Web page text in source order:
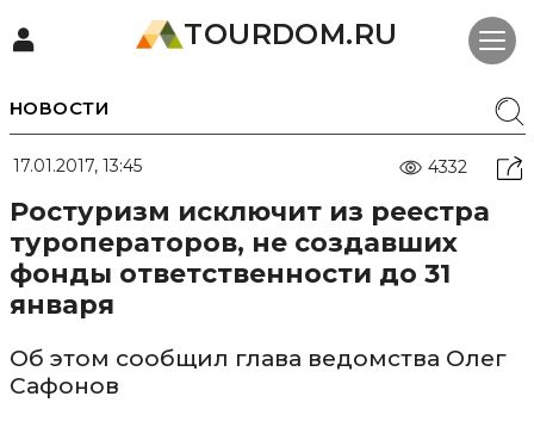
TOURDOM.RU
НОВОСТИ
17.01.2017, 13:45 4332
Ростуризм исключит из реестра
туроператоров, не создавших
фонды ответственности до 31
января
Об этом сообщил глава ведомства Олег
Сафонов